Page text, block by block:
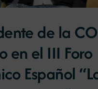
de la
en el III Foro
Español